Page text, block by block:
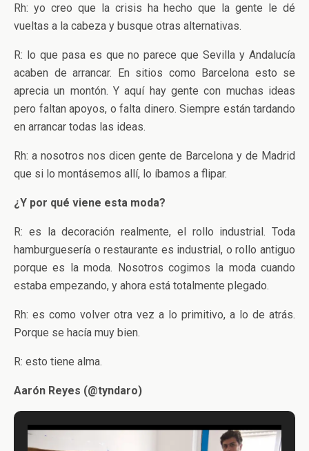
Rh: yo creo que la crisis ha hecho que la gente le dé
vueltas a la cabeza y busque otras alternativas.
R: lo que pasa es que no parece que Sevilla y Andalucía
acaben de arrancar. En sitios como Barcelona esto se
aprecia un montón. Y aquí hay gente con muchas ideas
pero faltan apoyos, o falta dinero. Siempre están tardando
en arrancar todas las ideas.
Rh: a nosotros nos dicen gente de Barcelona y de Madrid
que si lo montásemos allí, lo íbamos a flipar.
¿Y por qué viene esta moda?
R: es la decoración realmente, el rollo industrial. Toda
hamburguesería o restaurante es industrial, o rollo antiguo
porque es la moda. Nosotros cogimos la moda cuando
estaba empezando, y ahora está totalmente plegado.
Rh: es como volver otra vez a lo primitivo, a lo de atrás.
Porque se hacía muy bien.
R: esto tiene alma.
Aarón Reyes (@tyndaro)